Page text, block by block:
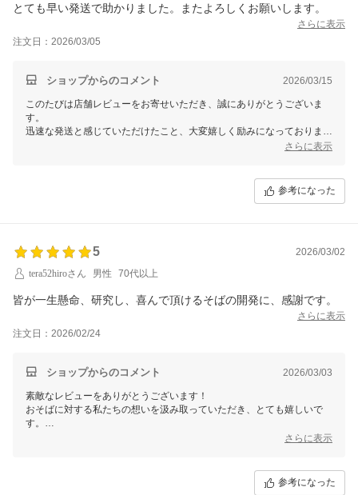
とても早い発送で助かりました。またよろしくお願いします。
さらに表示
注文日：2026/03/05
ショップからのコメント 2026/03/15
このたびは店舗レビューをお寄せいただき、誠にありがとうございま
す。
迅速な発送と感じていただけたこと、大変嬉しく励みになっておりま
またのご利用を、スタッフ一同心よりお待ちしております。
【そ】お蕎麦研究会・そばけん満足店
ありがとう課
鈴木健太
さらに表示
参考になった
5
2026/03/02
tera52hiroさん
男性 70代以上
皆が一生懸命、研究し、喜んで頂けるそばの開発に、感謝です。
さらに表示
注文日：2026/02/24
ショップからのコメント 2026/03/03
素敵なレビューをありがとうございます！
おそばに対する私たちの想いを汲み取っていただき、とても嬉しいで
す。
お客様に心から喜んでいただける商品をお届けするため、これからも研
さらに表示
参考になった